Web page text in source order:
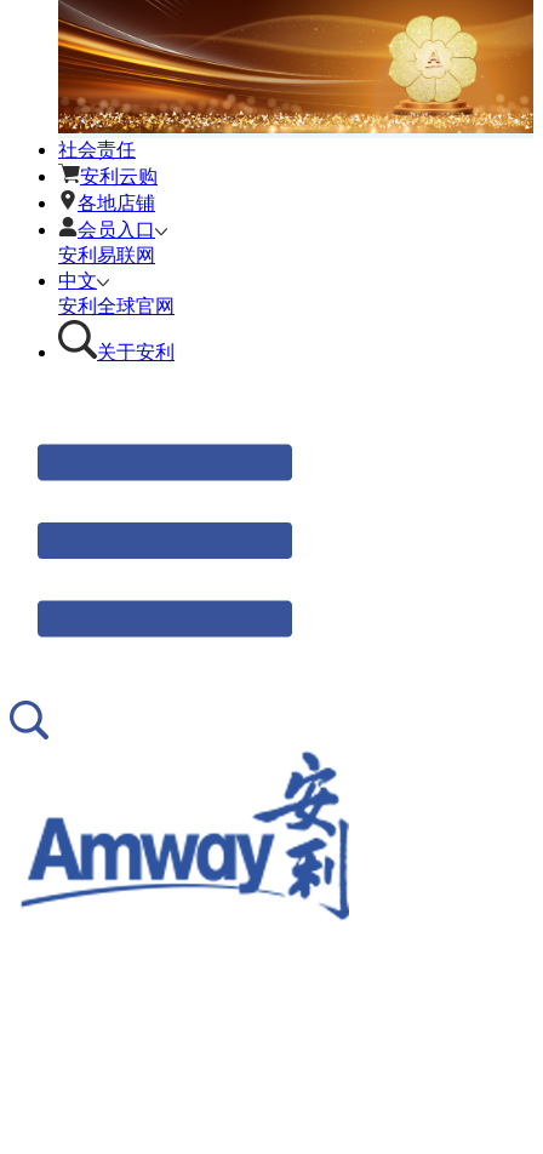
社会责任
安利云购
各地店铺
会员入口
安利易联网
中文
安利全球官网
关于安利